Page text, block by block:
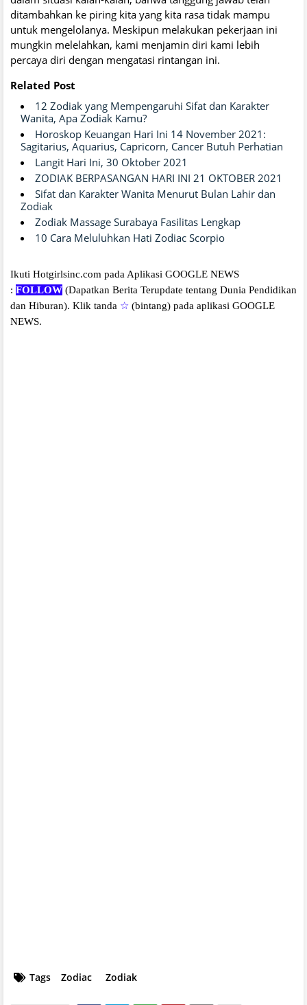
ditambahkan ke piring kita yang kita rasa tidak mampu
untuk mengelolanya. Meskipun melakukan pekerjaan ini
mungkin melelahkan, kami menjamin diri kami lebih
percaya diri dengan mengatasi rintangan ini.
Related Post
12 Zodiak yang Mempengaruhi Sifat dan Karakter
Wanita, Apa Zodiak Kamu?
Horoskop Keuangan Hari Ini 14 November 2021:
Sagitarius, Aquarius, Capricorn, Cancer Butuh Perhatian
Langit Hari Ini, 30 Oktober 2021
ZODIAK BERPASANGAN HARI INI 21 OKTOBER 2021
Sifat dan Karakter Wanita Menurut Bulan Lahir dan
Zodiak
Zodiak Massage Surabaya Fasilitas Lengkap
10 Cara Meluluhkan Hati Zodiac Scorpio
Ikuti Hotgirlsinc.com pada Aplikasi GOOGLE NEWS
: FOLLOW (Dapatkan Berita Terupdate tentang Dunia Pendidikan
dan Hiburan). Klik tanda ☆ (bintang) pada aplikasi GOOGLE
NEWS.
Tags Zodiac Zodiak